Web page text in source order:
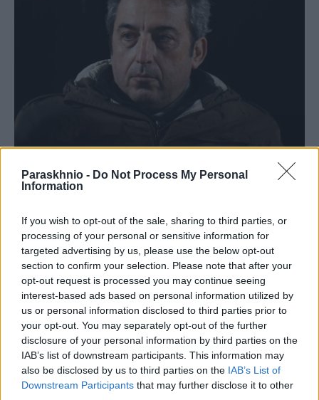
Paraskhnio - Do Not Process My Personal
Information
If you wish to opt-out of the sale, sharing to third parties, or
processing of your personal or sensitive information for
targeted advertising by us, please use the below opt-out
section to confirm your selection. Please note that after your
opt-out request is processed you may continue seeing
interest-based ads based on personal information utilized by
us or personal information disclosed to third parties prior to
your opt-out. You may separately opt-out of the further
disclosure of your personal information by third parties on the
IAB’s list of downstream participants. This information may
also be disclosed by us to third parties on the IAB’s List of
Downstream Participants that may further disclose it to other
Ασλανίδης κατά Καρυστιανού: «Όσοι γονείς είδαν το
βίντεο σοκαρίστηκαν»
Τη διαφωνία του για το βίντεο που δημοσιοποίησε η Μαρία
Καρυστιανού, τρία χρόνια μετά το δυστύχημα στα Τέμπη,
εξέφρασε ο…